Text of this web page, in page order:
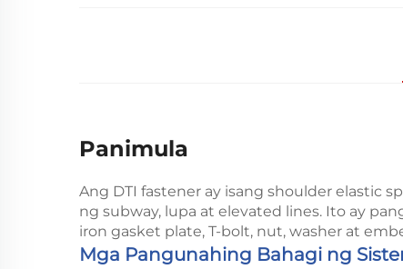
Panimula
Ang DTI fastener ay isang shoulder elastic
ng subway, lupa at elevated lines. Ito ay
iron gasket plate, T-bolt, nut, washer at
Mga Pangunahing Bahagi ng